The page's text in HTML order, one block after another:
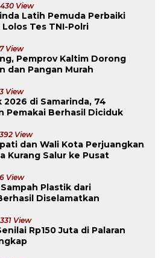
430 View
Latih Pemuda Perbaiki
Tes TNI-Polri
View
Pemprov Kaltim Dorong
dan Pangan Murah
View
2026 di Samarinda, 74
Pemakai Berhasil Diciduk
392 View
dan Wali Kota Perjuangkan
Kurang Salur ke Pusat
View
Plastik dari
Diselamatkan
331 View
Rp150 Juta di Palaran